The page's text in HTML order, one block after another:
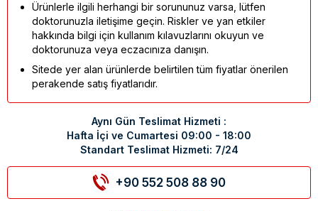
Ürünlerle ilgili herhangi bir sorununuz varsa, lütfen
doktorunuzla iletişime geçin. Riskler ve yan etkiler
hakkında bilgi için kullanım kılavuzlarını okuyun ve
doktorunuza veya eczacınıza danışın.
Sitede yer alan ürünlerde belirtilen tüm fiyatlar önerilen
perakende satış fiyatlarıdır.
Aynı Gün Teslimat Hizmeti :
Hafta İçi ve Cumartesi 09:00 - 18:00
Standart Teslimat Hizmeti: 7/24
+90 552 508 88 90